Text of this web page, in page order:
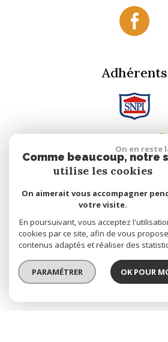
Adhérents
Espace
réalisé par
On en reste
Comme beaucoup, notre
utilise les cookies
On aimerait vous accompagner
votre visite.
En poursuivant, vous acceptez
cookies par ce site, afin de vous
contenus adaptés et réaliser des
PARAMÉTRER OK POUR